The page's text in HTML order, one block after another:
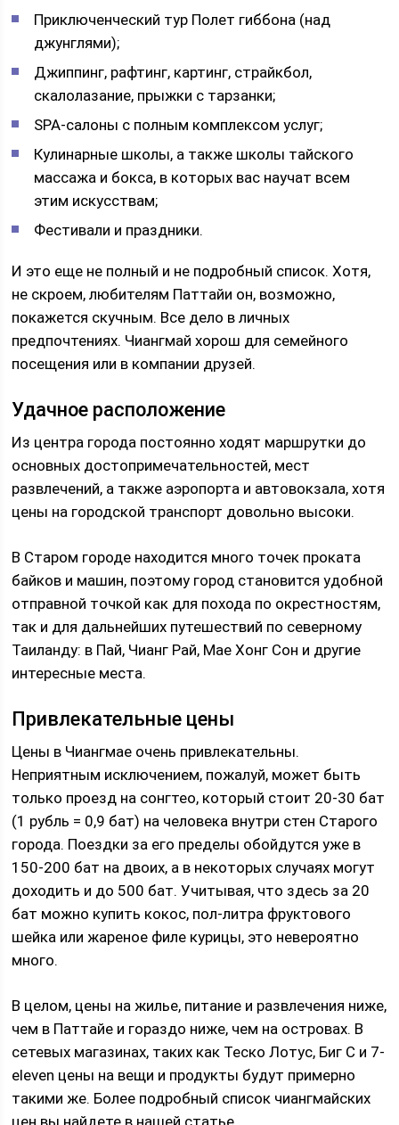
Приключенческий тур Полет гиббона (над
джунглями);
Джиппинг, рафтинг, картинг, страйкбол,
скалолазание, прыжки с тарзанки;
SPA-салоны с полным комплексом услуг;
Кулинарные школы, а также школы тайского
массажа и бокса, в которых вас научат всем
этим искусствам;
Фестивали и праздники.
И это еще не полный и не подробный список. Хотя,
не скроем, любителям Паттайи он, возможно,
покажется скучным. Все дело в личных
предпочтениях. Чиангмай хорош для семейного
посещения или в компании друзей.
Удачное расположение
Из центра города постоянно ходят маршрутки до
основных достопримечательностей, мест
развлечений, а также аэропорта и автовокзала, хотя
цены на городской транспорт довольно высоки.
В Старом городе находится много точек проката
байков и машин, поэтому город становится удобной
отправной точкой как для похода по окрестностям,
так и для дальнейших путешествий по северному
Таиланду: в Пай, Чианг Рай, Мае Хонг Сон и другие
интересные места.
Привлекательные цены
Цены в Чиангмае очень привлекательны.
Неприятным исключением, пожалуй, может быть
только проезд на сонгтео, который стоит 20-30 бат
(1 рубль = 0,9 бат) на человека внутри стен Старого
города. Поездки за его пределы обойдутся уже в
150-200 бат на двоих, а в некоторых случаях могут
доходить и до 500 бат. Учитывая, что здесь за 20
бат можно купить кокос, пол-литра фруктового
шейка или жареное филе курицы, это невероятно
много.
В целом, цены на жилье, питание и развлечения ниже,
чем в Паттайе и гораздо ниже, чем на островах. В
сетевых магазинах, таких как Теско Лотус, Биг С и 7-
eleven цены на вещи и продукты будут примерно
такими же. Более подробный список чиангмайских
цен вы найдете в нашей статье.